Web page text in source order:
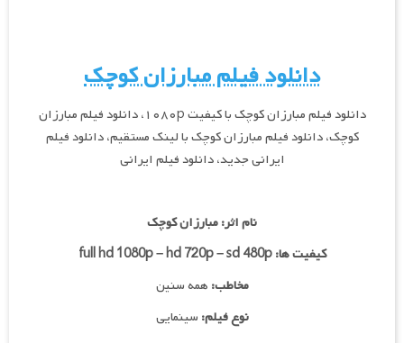
دانلود فیلم مبارزان کوچک
دانلود فیلم مبارزان کوچک با کیفیت ۱۰۸۰p، دانلود فیلم مبارزان
کوچک، دانلود فیلم مبارزان کوچک با لینک مستقیم، دانلود فیلم
ایرانی جدید، دانلود فیلم ایرانی
نام اثر:مبارزان کوچک
کیفیت ها: full hd 1080p – hd 720p – sd 480p
مخاطب: همه سنین
نوع فیلم: سینمایی